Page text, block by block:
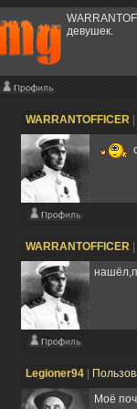
девушек.
WARRANTOFFICER
WARRANTOFFICER
Legioner94
Моё